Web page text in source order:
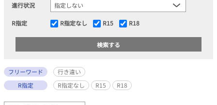
進行状況
R指定 R指定なし R15 R18
フリーワード
行き違い
R指定
R指定なし R15 R18